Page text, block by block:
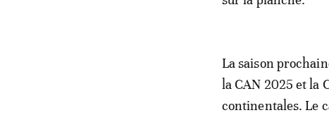
La saison
la CAN 2025 et la
continentales. Le